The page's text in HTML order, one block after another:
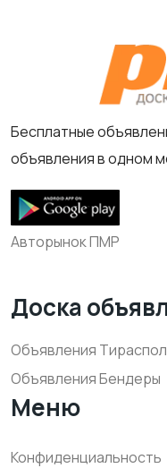
Бесплатные
объявления в одном
Авторынок ПМР
Доска
Объявления
Объявления Бендеры
Меню
Конфиденциальность